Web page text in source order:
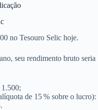
no Tesouro Selic hoje.
seu rendimento bruto seria
de 15 % sobre o lucro):
.